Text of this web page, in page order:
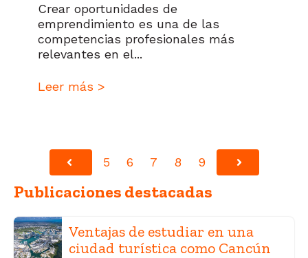
Crear oportunidades de
emprendimiento es una de las
competencias profesionales más
relevantes en el...
Leer más >
Anterior5 6 7 8 9 Siguiente
Publicaciones destacadas
Ventajas de estudiar en una
ciudad turística como Cancún